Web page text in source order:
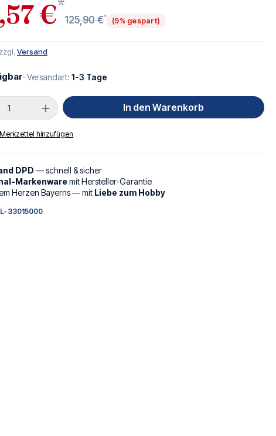
€*
125,90 €*
(9% gespart)
Versand
· Versandart: 1-3 Tage
Anzahl: Gib den gewünschten Wert ein
In den Warenkorb
hinzufügen
DPD — schnell & sicher
Markenwaremit Hersteller-Garantie
Herzen Bayerns — mit Liebe zum Hobby
33015000